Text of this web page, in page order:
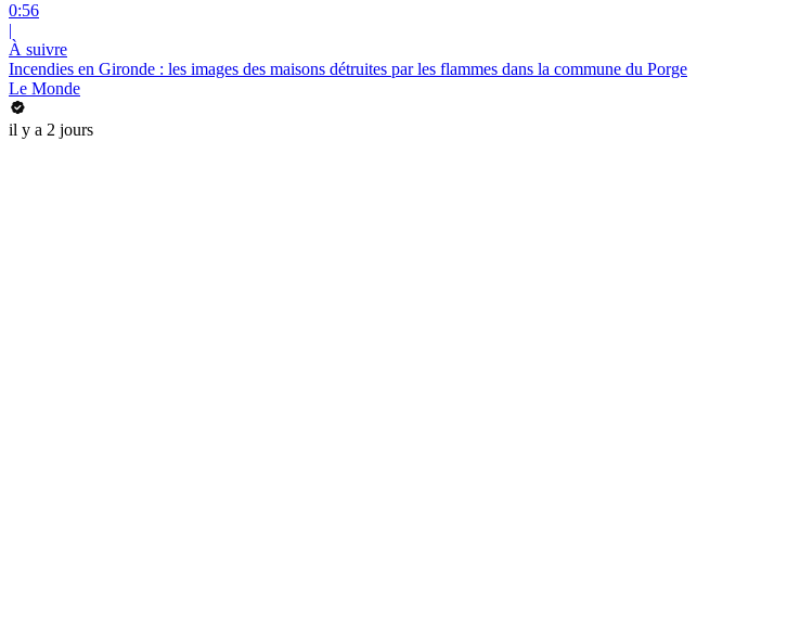
0:56
|
À suivre
Incendies en Gironde : les images des maisons détruites par les flammes dans la commune du Porge
Le Monde
il y a 2 jours